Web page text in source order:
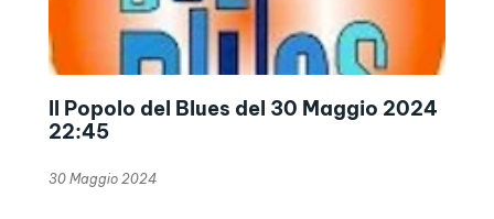
Il Popolo del Blues del 30 Maggio 2024
22:45
30 Maggio 2024